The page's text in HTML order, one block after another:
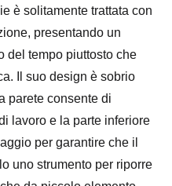
è solitamente trattata con
presentando un
del tempo piuttosto che
Il suo design è sobrio
parete consente di
lavoro e la parte inferiore
per garantire che il
uno strumento per riporre